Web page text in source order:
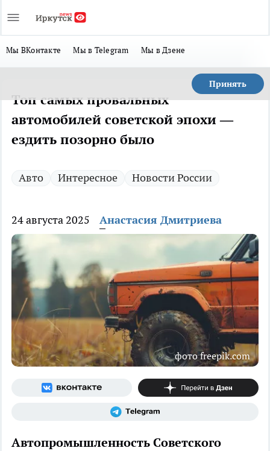
Мы ВКонтакте Мы в Telegram Мы в Дзене
Принять
Топ самых провальных
автомобилей советской эпохи —
ездить позорно было
Авто Интересное Новости России
24 августа 2025 Анастасия Дмитриева
фото freepik.com
Автопромышленность Советского